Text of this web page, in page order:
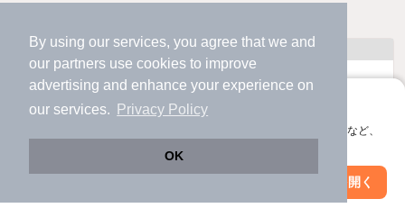
By using our services, you agree that we and
our partners use cookies to improve
advertising and enhance your experience on
our services.
Privacy Policy
OK
アプリに切り替えて、サクサクお部屋探し
会員登録なしですぐ使える。マップ検索やお気に入り保存など、
アプリを開く
人気のこだわり条件
バス・トイレ別 2階以上
絞り込み条件を変更